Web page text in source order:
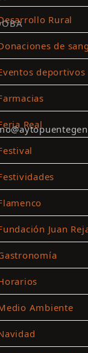
Rural
de
deportivos
Real
Juan
Ambiente